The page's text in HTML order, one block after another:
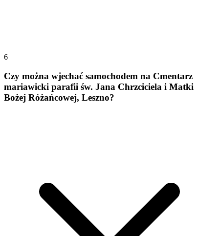
6
Czy można wjechać samochodem na Cmentarz
mariawicki parafii św. Jana Chrzciciela i Matki
Bożej Różańcowej, Leszno?